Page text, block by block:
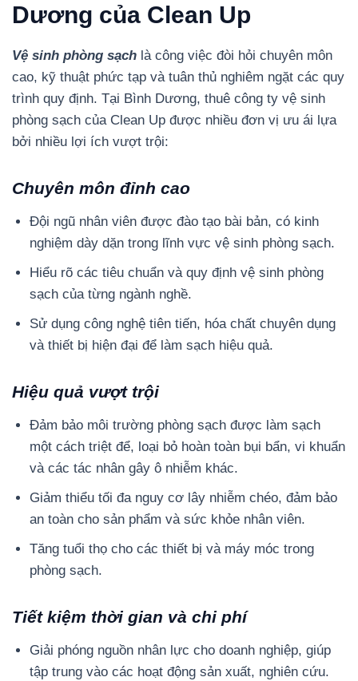
Dương của Clean Up
Vệ sinh phòng sạch là công việc đòi hỏi chuyên môn
cao, kỹ thuật phức tạp và tuân thủ nghiêm ngặt các quy
trình quy định. Tại Bình Dương, thuê công ty vệ sinh
phòng sạch của Clean Up được nhiều đơn vị ưu ái lựa
bởi nhiều lợi ích vượt trội:
Chuyên môn đỉnh cao
Đội ngũ nhân viên được đào tạo bài bản, có kinh
nghiệm dày dặn trong lĩnh vực vệ sinh phòng sạch.
Hiểu rõ các tiêu chuẩn và quy định vệ sinh phòng
sạch của từng ngành nghề.
Sử dụng công nghệ tiên tiến, hóa chất chuyên dụng
và thiết bị hiện đại để làm sạch hiệu quả.
Hiệu quả vượt trội
Đảm bảo môi trường phòng sạch được làm sạch
một cách triệt để, loại bỏ hoàn toàn bụi bẩn, vi khuẩn
và các tác nhân gây ô nhiễm khác.
Giảm thiểu tối đa nguy cơ lây nhiễm chéo, đảm bảo
an toàn cho sản phẩm và sức khỏe nhân viên.
Tăng tuổi thọ cho các thiết bị và máy móc trong
phòng sạch.
Tiết kiệm thời gian và chi phí
Giải phóng nguồn nhân lực cho doanh nghiệp, giúp
tập trung vào các hoạt động sản xuất, nghiên cứu.